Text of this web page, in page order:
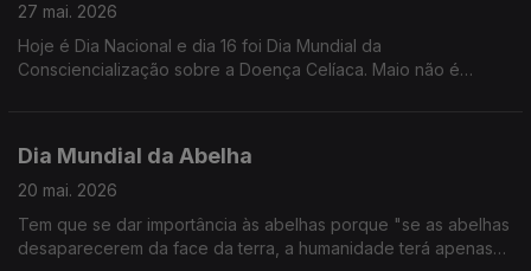
27 mai. 2026
Hoje é Dia Nacional e dia 16 foi Dia Mundial da
Consciencialização sobre a Doença Celíaca. Maio não é
Dia Mundial da Abelha
20 mai. 2026
Tem que se dar importância às abelhas porque "se as abelhas
desaparecerem da face da terra, a humanidade terá apenas